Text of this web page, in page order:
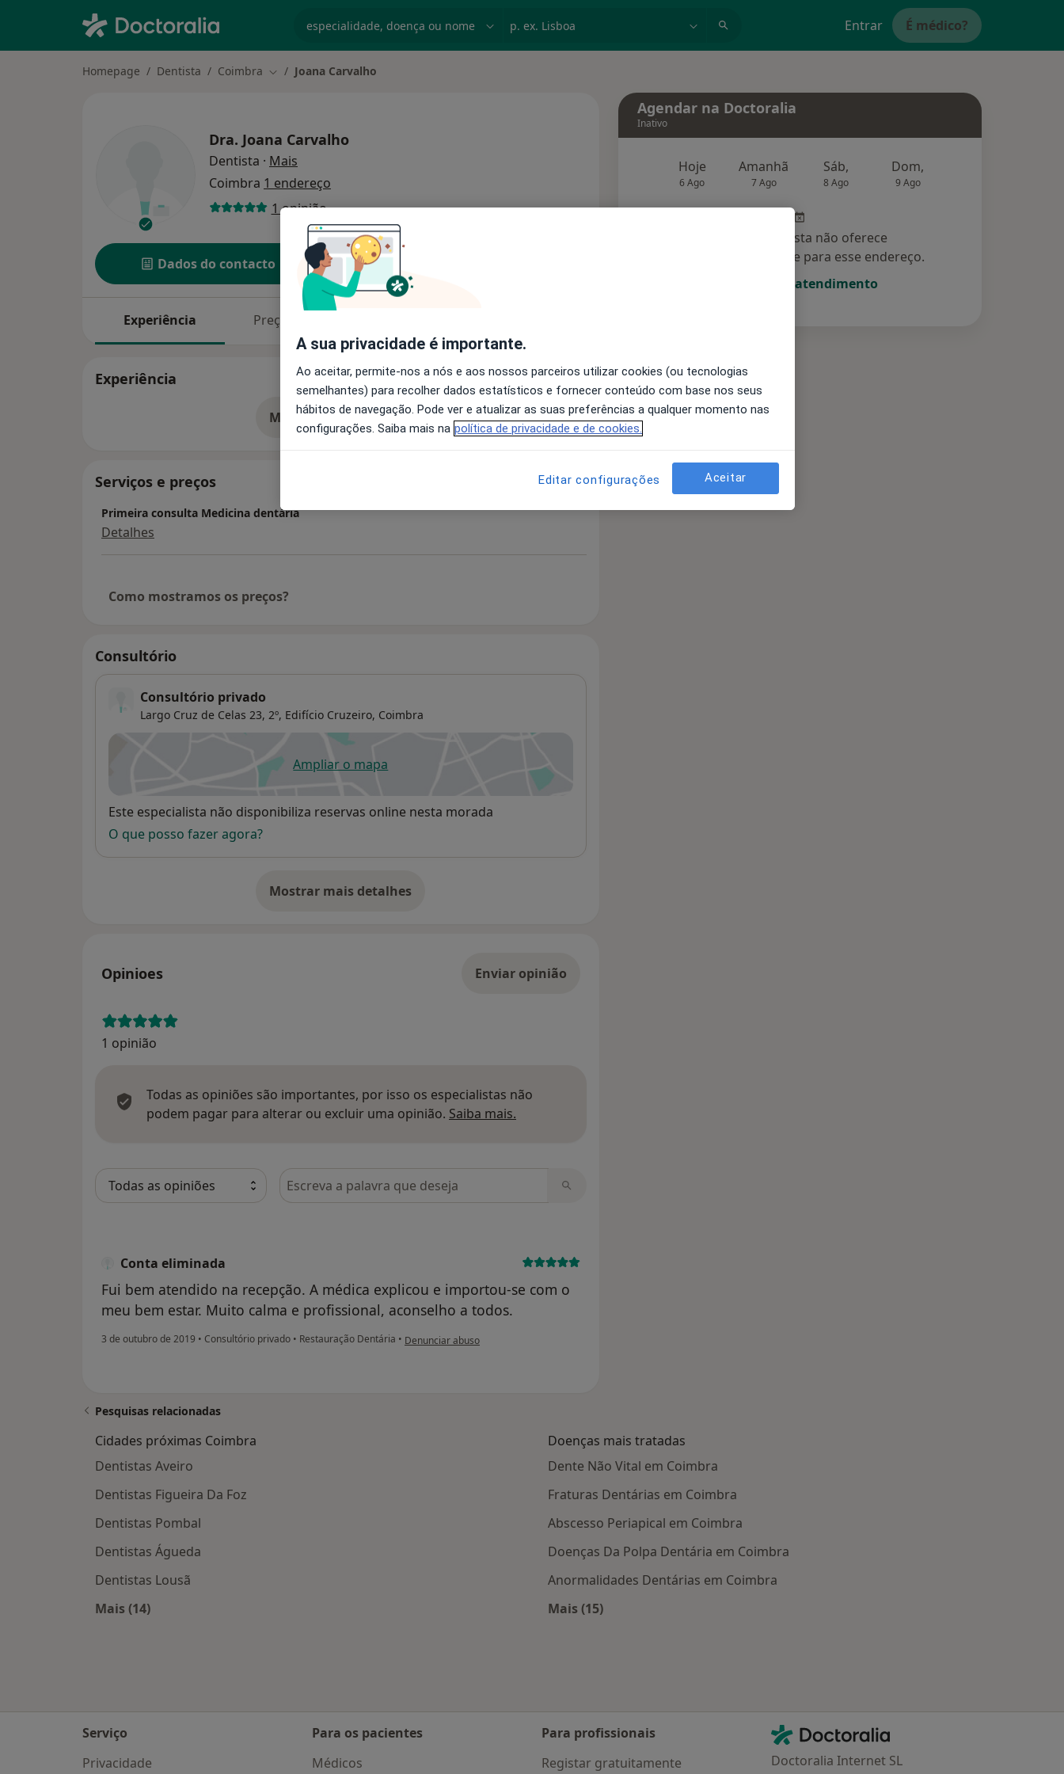
Entrar É médico?
Homepage Dentista Coimbra Mudar de cidade
Joana Carvalho
Dra. Joana Carvalho
Dentista · Mais
Coimbra 1 endereço
1 opinião
Dados do contacto
Experiência Preços
Experiência
Mostrar mais detalhes
sobre a experiência
Serviços e preços
Primeira consulta Medicina dentária
Detalhes
Como mostramos os preços?
Consultório
Consultório privado
Largo Cruz de Celas 23, 2º, Edifício Cruzeiro, Coimbra
Ampliar o mapaabre num novo separador
Disponibilidade
Este especialista não disponibiliza reservas online nesta morada
O que posso fazer agora?
Mostrar mais detalhes
sobre o endereço
Opinioes Enviar opinião
1 opinião
Todas as opiniões são importantes, por isso os especialistas não
podem pagar para alterar ou excluir uma opinião. Saiba mais.
Pesquisar em opiniões
Conta eliminada
Fui bem atendido na recepção. A médica explicou e importou-se com o
meu bem estar. Muito calma e profissional, aconselho a todos.
3 de outubro de 2019 • Consultório privado • Restauração Dentária • na opinião do utilizador Conta eliminada
Denunciar abuso
Agendar na Doctoralia
Inativo
Hoje
6 Ago
Amanhã
7 Ago
Sáb,
8 Ago
Dom,
9 Ago
Esse especialista não oferece
agendamento online para esse endereço.
Solicite um atendimento
Pesquisas relacionadas
Cidades próximas Coimbra
Dentistas Aveiro
Dentistas Figueira Da Foz
Dentistas Pombal
Dentistas Águeda
Dentistas Lousã
Mais (14)
Doenças mais tratadas
Dente Não Vital em Coimbra
Fraturas Dentárias em Coimbra
Abscesso Periapical em Coimbra
Doenças Da Polpa Dentária em Coimbra
Anormalidades Dentárias em Coimbra
Mais (15)
Serviço
Privacidade
Para os pacientes
Médicos
Para profissionais
Registar gratuitamente
Contacto
Doctoralia - Homepage
Doctoralia Internet SL
A sua privacidade é importante.
Ao aceitar, permite-nos a nós e aos nossos parceiros utilizar cookies (ou tecnologias
semelhantes) para recolher dados estatísticos e fornecer conteúdo com base nos seus
hábitos de navegação. Pode ver e atualizar as suas preferências a qualquer momento nas
configurações. Saiba mais na política de privacidade e de cookies.
Editar configurações Aceitar